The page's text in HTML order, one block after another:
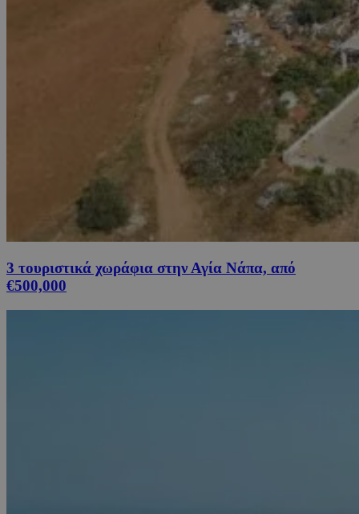
3 τουριστικά χωράφια στην Αγία Νάπα, από
€500,000